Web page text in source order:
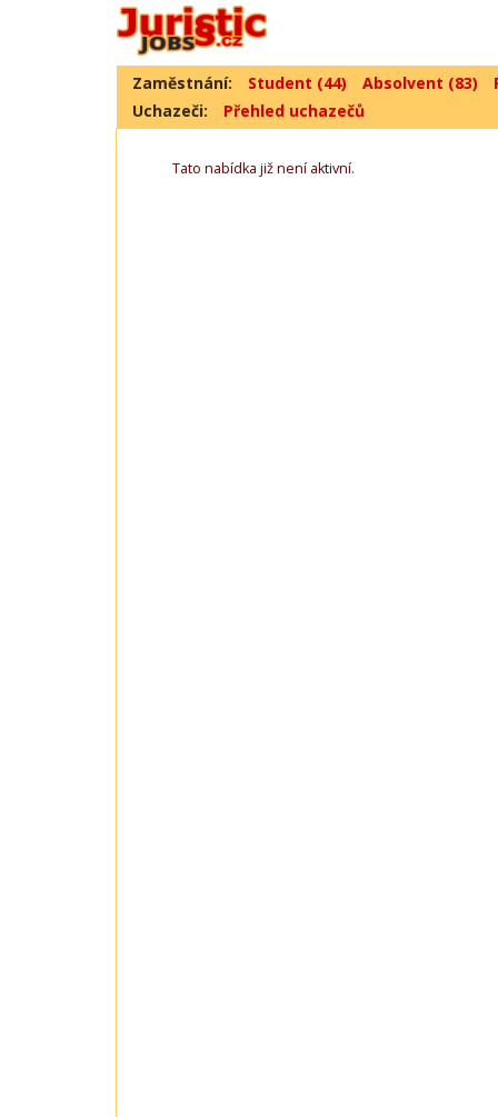
Zaměstnání: Student (44) Absolvent (83)
Uchazeči:
Přehled uchazečů
Tato nabídka již není aktivní.